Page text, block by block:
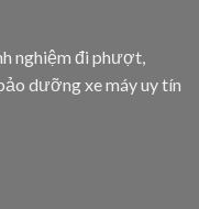
nghiệm đi phượt,
dưỡng xe máy uy tín